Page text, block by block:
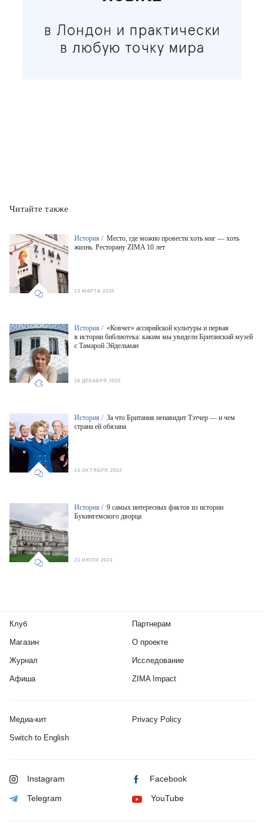
Читайте также
История / Место, где можно провести хоть миг — хоть
жизнь. Ресторану ZIMA 10 лет
13 МАРТА 2026
История / «Ковчег» ассирийской культуры и первая
в истории библиотека: каким мы увидели Британский музей
с Тамарой Эйдельман
18 ДЕКАБРЯ 2025
История / За что Британия ненавидит Тэтчер — и чем
страна ей обязана
14 ОКТЯБРЯ 2024
История / 9 самых интересных фактов из истории
Букингемского дворца
23 ИЮЛЯ 2024
Клуб
Магазин
Журнал
Афиша
Партнерам
О проекте
Исследование
ZIMA Impact
Медиа-кит Privacy Policy
Switch to English
Instagram Facebook
Telegram YouTube